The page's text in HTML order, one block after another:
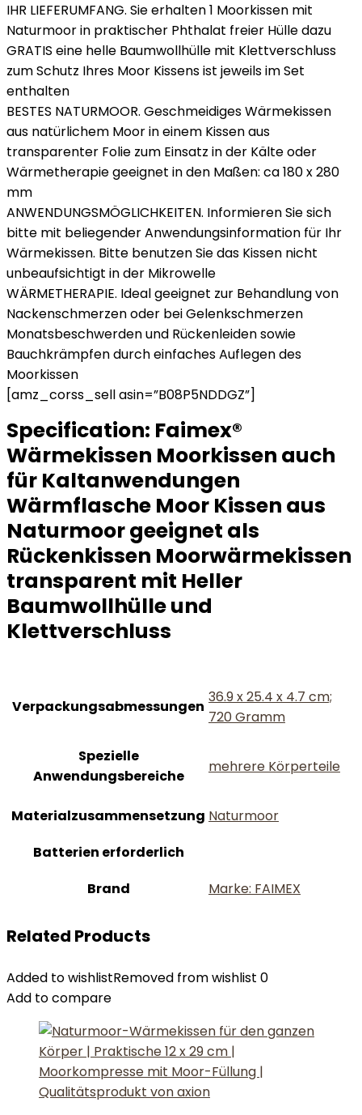
IHR LIEFERUMFANG. Sie erhalten 1 Moorkissen mit
Naturmoor in praktischer Phthalat freier Hülle dazu
GRATIS eine helle Baumwollhülle mit Klettverschluss
zum Schutz Ihres Moor Kissens ist jeweils im Set
enthalten
BESTES NATURMOOR. Geschmeidiges Wärmekissen
aus natürlichem Moor in einem Kissen aus
transparenter Folie zum Einsatz in der Kälte oder
Wärmetherapie geeignet in den Maßen: ca 180 x 280
mm
ANWENDUNGSMÖGLICHKEITEN. Informieren Sie sich
bitte mit beliegender Anwendungsinformation für Ihr
Wärmekissen. Bitte benutzen Sie das Kissen nicht
unbeaufsichtigt in der Mikrowelle
WÄRMETHERAPIE. Ideal geeignet zur Behandlung von
Nackenschmerzen oder bei Gelenkschmerzen
Monatsbeschwerden und Rückenleiden sowie
Bauchkrämpfen durch einfaches Auflegen des
Moorkissen
[amz_corss_sell asin=”B08P5NDDGZ”]
Specification: Faimex®
Wärmekissen Moorkissen auch
für Kaltanwendungen
Wärmflasche Moor Kissen aus
Naturmoor geeignet als
Rückenkissen Moorwärmekissen
transparent mit Heller
Baumwollhülle und
Klettverschluss
Verpackungsabmessungen
‎36.9 x 25.4 x 4.7 cm;
720 Gramm
Spezielle
Anwendungsbereiche
‎mehrere Körperteile
Materialzusammensetzung ‎Naturmoor
Batterien erforderlich
Brand
Marke: FAIMEX
Related Products
Added to wishlistRemoved from wishlist 0
Add to compare